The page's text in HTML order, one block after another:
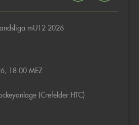
mU12 2026
18:00 MEZ
(Crefelder HTC)